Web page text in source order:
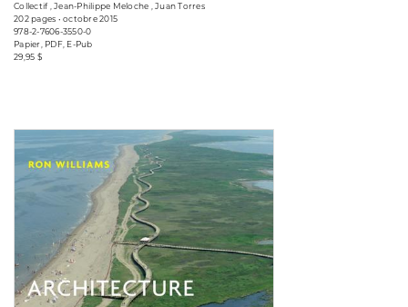
Collectif , Jean-Philippe Meloche , Juan Torres
202 pages • octobre 2015
978-2-7606-3550-0
Papier, PDF, E-Pub
29,95 $